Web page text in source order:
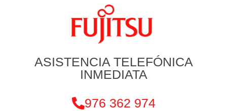
ASISTENCIA TELEFÓNICA
INMEDIATA
976 362 974